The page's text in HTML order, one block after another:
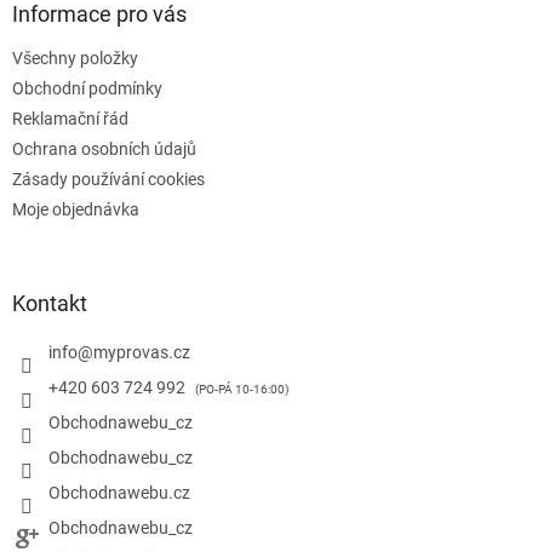
Informace pro vás
Všechny položky
Obchodní podmínky
Reklamační řád
Ochrana osobních údajů
Zásady používání cookies
Moje objednávka
Kontakt
info@myprovas.cz
+420 603 724 992
Obchodnawebu_cz
Obchodnawebu_cz
Obchodnawebu.cz
Obchodnawebu_cz